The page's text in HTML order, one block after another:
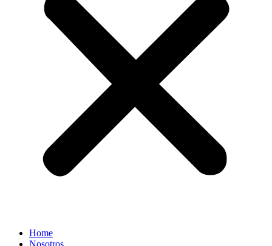
Home
Nosotros